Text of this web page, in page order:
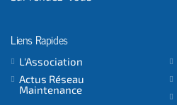
Liens Rapides
L'Association
Actus Réseau
Maintenance